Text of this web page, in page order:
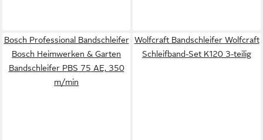
Bosch Professional Bandschleifer
Bosch Heimwerken & Garten
Bandschleifer PBS 75 AE, 350
m/min
Wolfcraft Bandschleifer Wolfcraft
Schleifband-Set K120 3-teilig